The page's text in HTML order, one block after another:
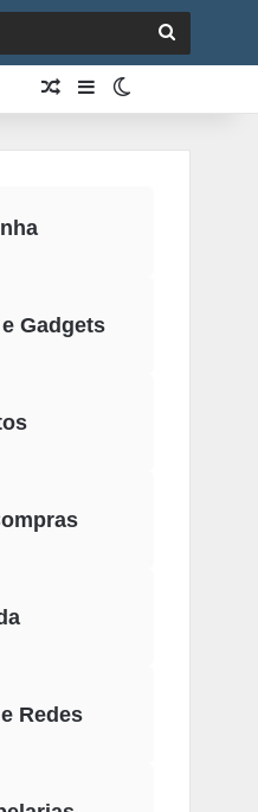
Artigo aleatório
Barra Lateral
Gadgets
Redes